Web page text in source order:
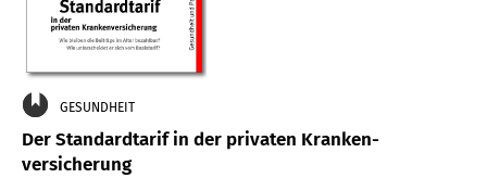
GESUNDHEIT
Der Standard­tarif in der privaten Kranken­
versicherung